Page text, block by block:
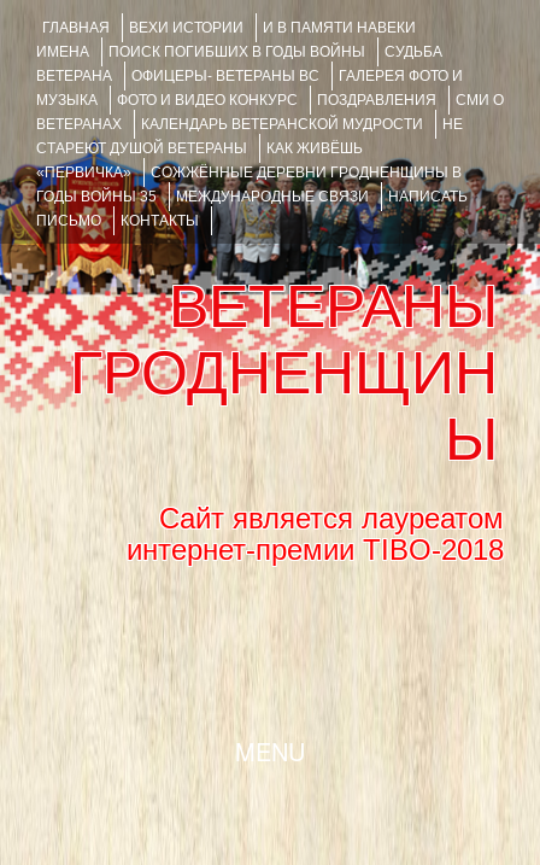
ГЛАВНАЯ ВЕХИ ИСТОРИИ
И В ПАМЯТИ НАВЕКИ
ИМЕНА
ПОИСК ПОГИБШИХ В ГОДЫ ВОЙНЫ
СУДЬБА
ВЕТЕРАНА
ОФИЦЕРЫ- ВЕТЕРАНЫ ВС
ГАЛЕРЕЯ ФОТО И
МУЗЫКА
ФОТО И ВИДЕО КОНКУРС ПОЗДРАВЛЕНИЯ
СМИ О
ВЕТЕРАНАХ
КАЛЕНДАРЬ ВЕТЕРАНСКОЙ МУДРОСТИ
НЕ
СТАРЕЮТ ДУШОЙ ВЕТЕРАНЫ
КАК ЖИВЁШЬ
«ПЕРВИЧКА»
СОЖЖЁННЫЕ ДЕРЕВНИ ГРОДНЕНЩИНЫ В
ГОДЫ ВОЙНЫ 35
МЕЖДУНАРОДНЫЕ СВЯЗИ
НАПИСАТЬ
ПИСЬМО
КОНТАКТЫ
ВЕТЕРАНЫ
ГРОДНЕНЩИН
Ы
Сайт является лауреатом
интернет-премии TIBO-2018
MENU
SKIP TO CONTENT